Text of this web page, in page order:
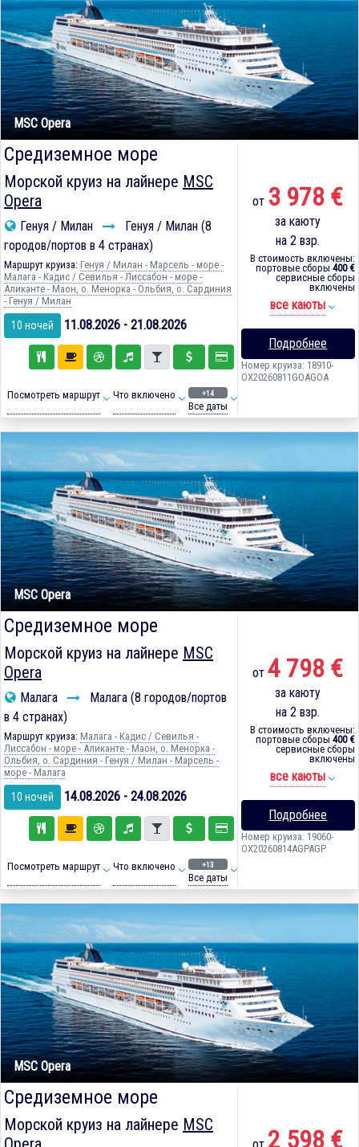
MSC Opera
Средиземное море
Морской круиз на лайнере MSC
Opera
Генуя / Милан
Генуя / Милан (8
городов/портов в 4 странах)
Маршрут круиза: Генуя / Милан - Марсель - море -
Малага - Кадиc / Севилья - Лиссабон - море -
Аликанте - Маон, о. Менорка - Ольбия, о. Сардиния
- Генуя / Милан
10 ночей 11.08.2026 - 21.08.2026
Посмотреть маршрут Что включено +14
Все даты
от 3 978 €
за каюту
на 2 взр.
В стоимость включены:
портовые сборы 400 €
сервисные сборы
включены
все каюты
Подробнее
Номер круиза: 18910-
OX20260811GOAGOA
MSC Opera
Средиземное море
Морской круиз на лайнере MSC
Opera
Малага
Малага (8 городов/портов
в 4 странах)
Маршрут круиза: Малага - Кадиc / Севилья -
Лиссабон - море - Аликанте - Маон, о. Менорка -
Ольбия, о. Сардиния - Генуя / Милан - Марсель -
море - Малага
10 ночей 14.08.2026 - 24.08.2026
Посмотреть маршрут Что включено +13
Все даты
от4 798 €
за каюту
на 2 взр.
В стоимость включены:
портовые сборы 400 €
сервисные сборы
включены
все каюты
Подробнее
Номер круиза: 19060-
OX20260814AGPAGP
MSC Opera
Средиземное море
Морской круиз на лайнере MSC
2 598 €